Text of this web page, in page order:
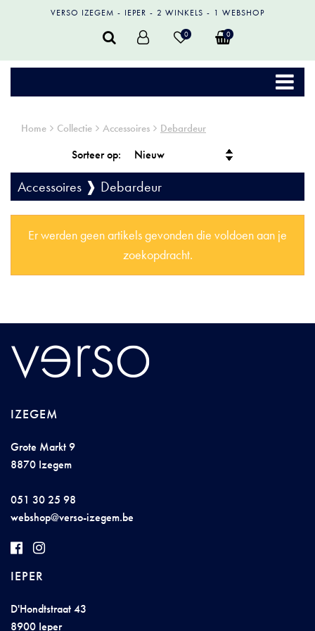
VERSO IZEGEM IEPER 2 WINKELS 1 WEBSHOP
0 0
Home Collectie Accessoires Debardeur
Sorteer op:
Accessoires ❱ Debardeur
Er werden geen artikels gevonden die voldoen aan je
zoekopdracht.
IZEGEM
Grote Markt 9
8870 Izegem
051 30 25 98
webshop@verso-izegem.be
IEPER
D'Hondtstraat 43
8900 Ieper